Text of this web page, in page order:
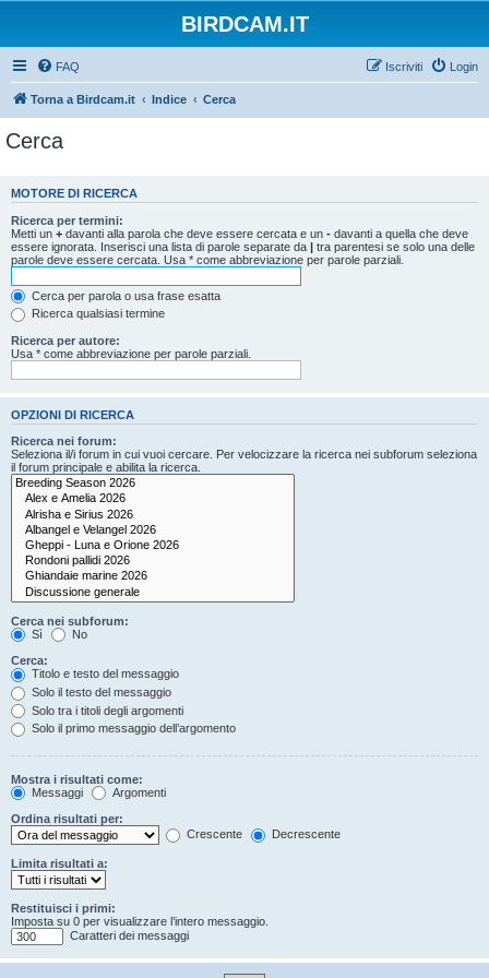
BIRDCAM.IT
FAQ Login
Iscriviti
Torna a Birdcam.it Indice Cerca
Cerca
MOTORE DI RICERCA
Ricerca per termini:
Metti un + davanti alla parola che deve essere cercata e un - davanti a quella che deve
essere ignorata. Inserisci una lista di parole separate da | tra parentesi se solo una delle
parole deve essere cercata. Usa * come abbreviazione per parole parziali.
Cerca per parola o usa frase esatta
Ricerca qualsiasi termine
Ricerca per autore:
Usa * come abbreviazione per parole parziali.
OPZIONI DI RICERCA
Ricerca nei forum:
Seleziona il/i forum in cui vuoi cercare. Per velocizzare la ricerca nei subforum seleziona
il forum principale e abilita la ricerca.
Cerca nei subforum:
Sì
No
Cerca:
Titolo e testo del messaggio
Solo il testo del messaggio
Solo tra i titoli degli argomenti
Solo il primo messaggio dell’argomento
Mostra i risultati come:
Messaggi
Argomenti
Ordina risultati per:
Crescente
Decrescente
Limita risultati a:
Restituisci i primi:
Imposta su 0 per visualizzare l’intero messaggio.
Caratteri dei messaggi